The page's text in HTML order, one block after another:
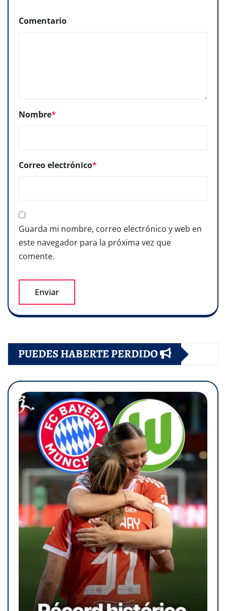
Comentario
Nombre*
Correo electrónico*
Guarda mi nombre, correo electrónico y web en
este navegador para la próxima vez que
comente.
PUEDES HABERTE PERDIDO